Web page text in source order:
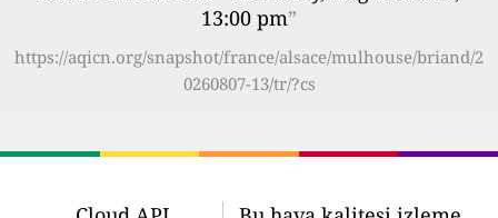
13:00 pm”
https://aqicn.org/snapshot/france/alsace/mulhouse/briand/2
0260807-13/tr/?cs